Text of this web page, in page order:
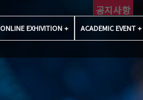
ONLINE EXHIVITION + ACADEMIC EVENT +
공지사항